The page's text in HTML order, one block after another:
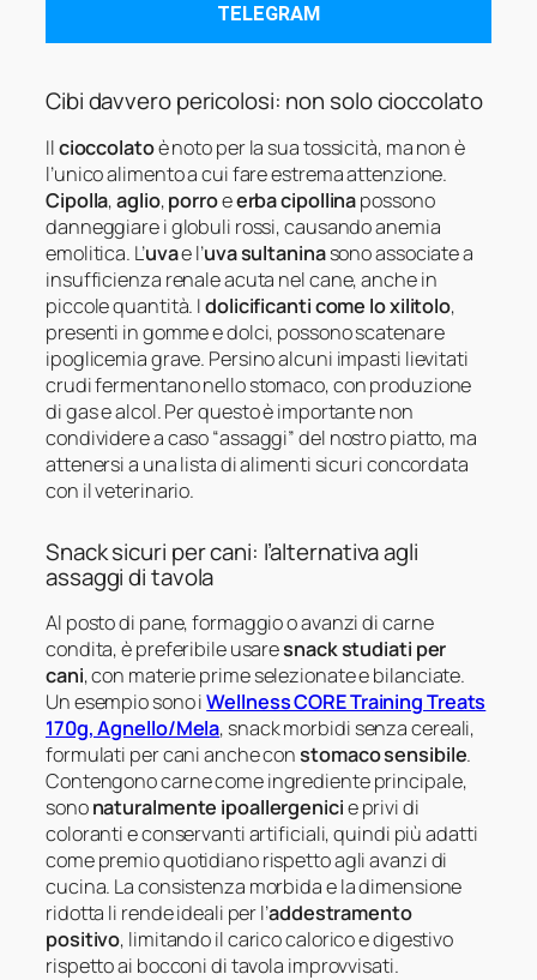
TELEGRAM
Cibi davvero pericolosi: non solo cioccolato
Ilcioccolatoè noto per la sua tossicità, ma non è
l’unico alimento a cui fare estrema attenzione.
Cipolla,aglio,porroeerba cipollinapossono
danneggiare i globuli rossi, causando anemia
emolitica. L’uvae l’uva sultaninasono associate a
insufficienza renale acuta nel cane, anche in
piccole quantità. Idolicificanti come lo xilitolo,
presenti in gomme e dolci, possono scatenare
ipoglicemia grave. Persino alcuni impasti lievitati
crudi fermentano nello stomaco, con produzione
di gas e alcol. Per questo è importante non
condividere a caso “assaggi” del nostro piatto, ma
attenersi a una lista di alimenti sicuri concordata
con il veterinario.
Snack sicuri per cani: l’alternativa agli
assaggi di tavola
Al posto di pane, formaggio o avanzi di carne
condita, è preferibile usaresnack studiati per
cani, con materie prime selezionate e bilanciate.
Un esempio sono iWellness CORE Training Treats
170g, Agnello/Mela, snack morbidi senza cereali,
formulati per cani anche constomaco sensibile.
Contengono carne come ingrediente principale,
sononaturalmente ipoallergenicie privi di
coloranti e conservanti artificiali, quindi più adatti
come premio quotidiano rispetto agli avanzi di
cucina. La consistenza morbida e la dimensione
ridotta li rende ideali per l’addestramento
positivo, limitando il carico calorico e digestivo
rispetto ai bocconi di tavola improvvisati.